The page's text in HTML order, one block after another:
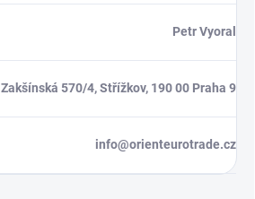
Petr Vyoral
Zakšínská 570/4, Střížkov, 190 00 Praha 9
info@orienteurotrade.cz